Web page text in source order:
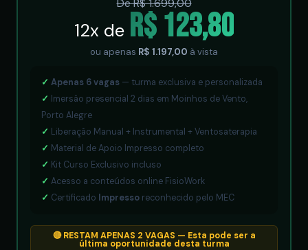
De R$ 1.699,00
12x de R$ 123,80
ou apenas R$ 1.197,00 à vista
✓ Apenas 6 vagas — turma exclusiva e personalizada
✓ Imersão presencial 2 dias em Moinhos de Vento,
Porto Alegre
✓ Liberação Manual + Instrumental + Ventosaterapia
✓ Material de Apoio Impresso completo
✓ Kit Curso Exclusivo incluso
✓ Acesso a conteúdos online FisioWork
✓ Certificado Impresso reconhecido pelo MEC
🔴 RESTAM APENAS 2 VAGAS — Esta pode ser a
última oportunidade desta turma